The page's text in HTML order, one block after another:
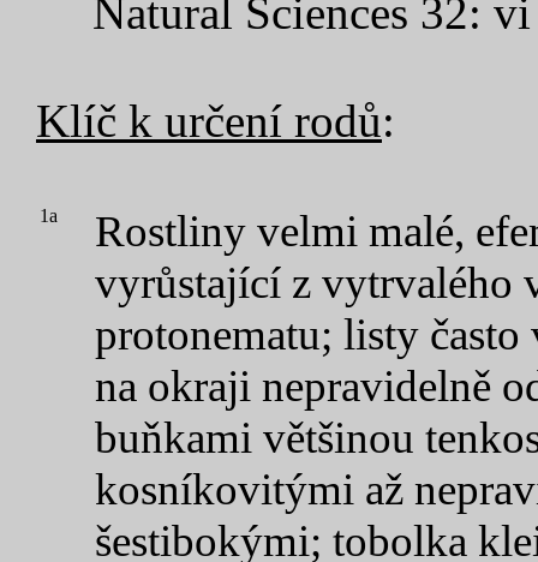
Natural Sciences 32:
Klíč k určení rodů:
1a
Rostliny velmi malé,
vyrůstající z vytrvalého
protonematu; listy
na okraji nepravidelně
buňkami většinou
kosníkovitými až
šestibokými; tobolka